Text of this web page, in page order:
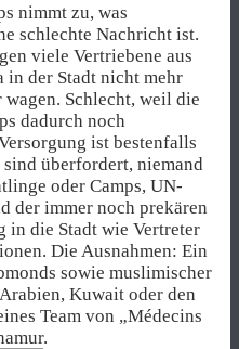
nimmt zu, was
schlechte Nachricht ist.
viele Vertriebene aus
in der Stadt nicht mehr
Schlecht, weil die
dadurch noch
ist bestenfalls
überfordert, niemand
oder Camps, UN-
der immer noch prekären
in die Stadt wie Vertreter
Die Ausnahmen: Ein
sowie muslimischer
Kuwait oder den
Team von „Médecins
.